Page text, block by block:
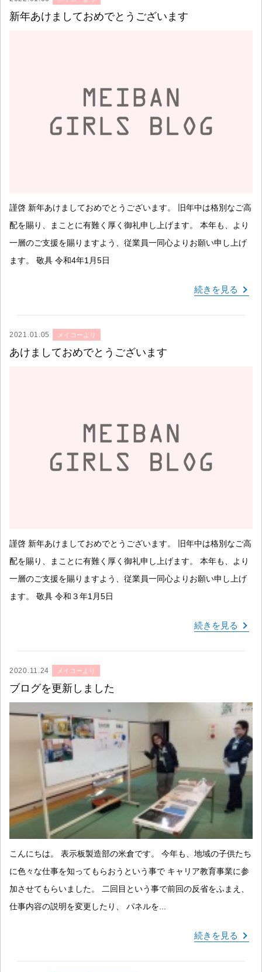
新年あけましておめでとうございます
謹啓 新年あけましておめでとうございます。 旧年中は格別なご高
配を賜り、まことに有難く厚く御礼申し上げます。 本年も、より
一層のご支援を賜りますよう、従業員一同心よりお願い申し上げ
ます。 敬具 令和4年1月5日
続きを見る
2021.01.05 メイコーより
あけましておめでとうございます
謹啓 新年あけましておめでとうございます。 旧年中は格別なご高
配を賜り、まことに有難く厚く御礼申し上げます。 本年も、より
一層のご支援を賜りますよう、従業員一同心よりお願い申し上げ
ます。 敬具 令和３年1月5日
続きを見る
2020.11.24 メイコーより
ブログを更新しました
こんにちは。 表示板製造部の米倉です。 今年も、地域の子供たち
に色々な仕事を知ってもらおうという事で キャリア教育事業に参
加させてもらいました。 二回目という事で前回の反省をふまえ、
仕事内容の説明を変更したり、 パネルを...
続きを見る